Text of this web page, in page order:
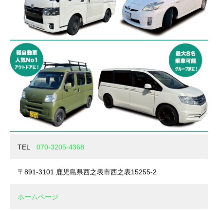
TEL 070-3205-4368
〒891-3101 鹿児島県西之表市西之表15255-2
ホームページ